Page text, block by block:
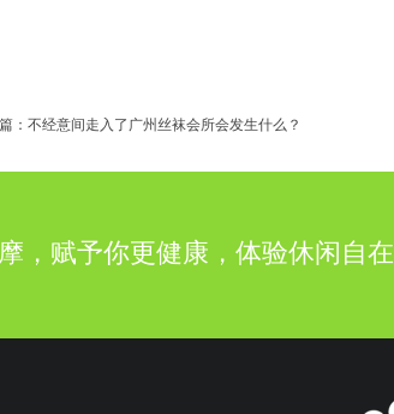
： 不经意间走入了广州丝袜会所会发生什么？
，赋予你更健康，体验休闲自在